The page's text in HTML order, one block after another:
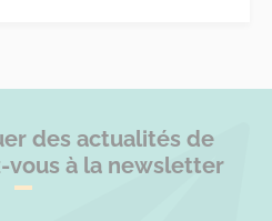
des actualités de
vous à la newsletter